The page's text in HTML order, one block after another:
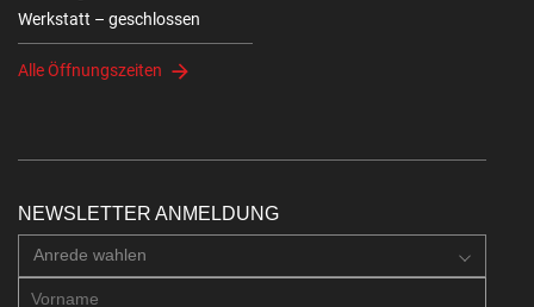
Werkstatt – geschlossen
Alle Öffnungszeiten
NEWSLETTER ANMELDUNG
Anrede wahlen